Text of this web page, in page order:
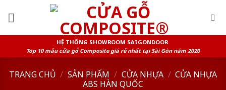
HỆ THỐNG SHOWROOM SAIGONDOOR
Top 10 mẫu cửa gỗ Composite giá rẻ nhất tại Sài Gòn năm 2020
TRANG CHỦ / SẢN PHẨM / CỬA NHỰA / CỬA NHỰA
ABS HÀN QUỐC